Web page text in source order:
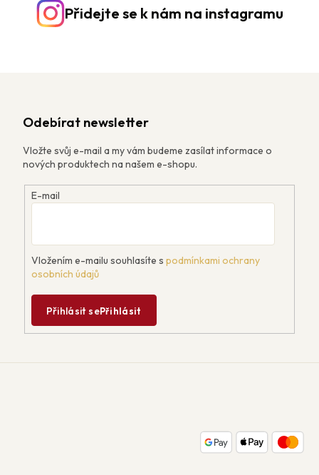
Přidejte se k nám na instagramu
Odebírat newsletter
Vložte svůj e-mail a my vám budeme zasílat informace o
nových produktech na našem e-shopu.
E-mail
Vložením e-mailu souhlasíte s podmínkami ochrany
osobních údajů
Přihlásit sePřihlásit